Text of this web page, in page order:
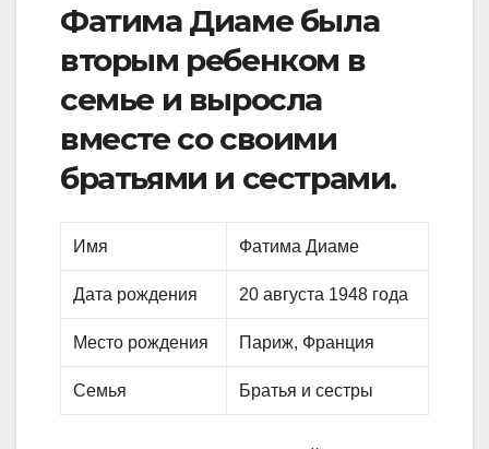
Фатима Диаме была
вторым ребенком в
семье и выросла
вместе со своими
братьями и сестрами.
Имя Фатима Диаме
Дата рождения 20 августа 1948 года
Место рождения Париж, Франция
Семья Братья и сестры